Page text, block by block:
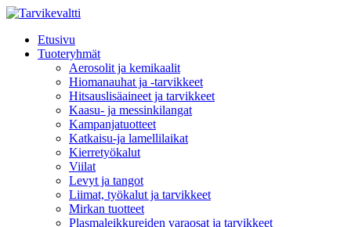
Etusivu
Tuoteryhmät
Aerosolit ja kemikaalit
Hiomanauhat ja -tarvikkeet
Hitsauslisäaineet ja tarvikkeet
Kaasu- ja messinkilangat
Kampanjatuotteet
Katkaisu-ja lamellilaikat
Kierretyökalut
Viilat
Levyt ja tangot
Liimat, työkalut ja tarvikkeet
Mirkan tuotteet
Plasmaleikkureiden varaosat ja tarvikkeet